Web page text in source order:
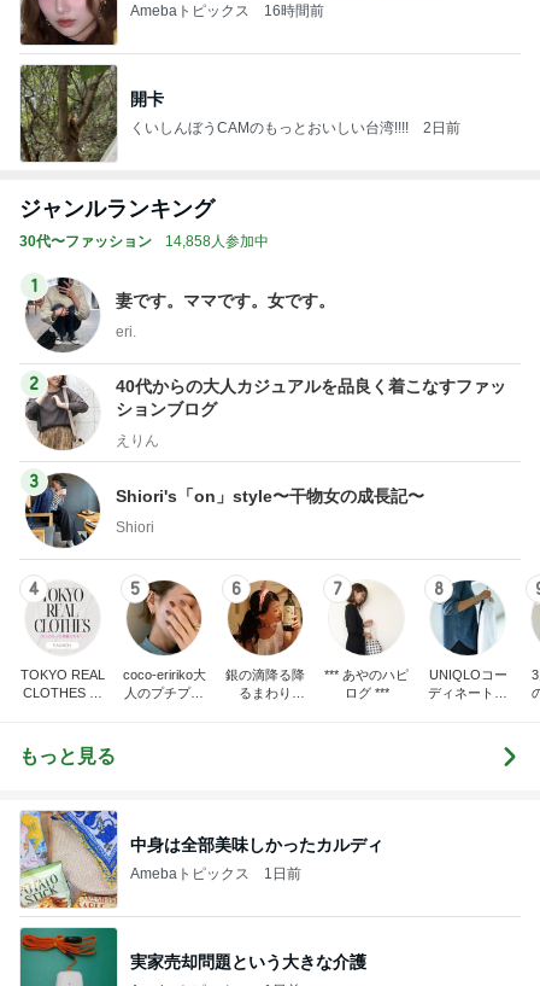
Amebaトピックス 16時間前
開卡
くいしんぼうCAMのもっとおいしい台湾!!!! 2日前
ジャンルランキング
30代〜ファッション 14,858人参加中
1
妻です。ママです。女です。
eri.
2
40代からの大人カジュアルを品良く着こなすファッ
ションブログ
えりん
3
Shiori's「on」style〜干物女の成長記〜
Shiori
4
TOKYO REAL
CLOTHES 大
5
coco-eririko大
人のプチプラ
6
銀の滴降る降
るまわり
7
*** あやのハピ
ログ ***
8
UNIQLOコー
ディネート日
もっと見る
中身は全部美味しかったカルディ
Amebaトピックス 1日前
実家売却問題という大きな介護